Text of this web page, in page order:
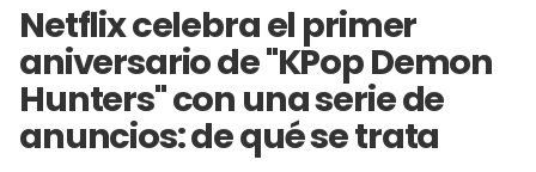
Netflix celebra el primer
aniversario de "KPop Demon
Hunters" con una serie de
anuncios: de qué se trata